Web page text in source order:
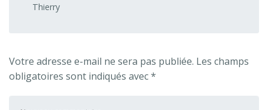
Thierry
Votre adresse e-mail ne sera pas publiée. Les champs
obligatoires sont indiqués avec*